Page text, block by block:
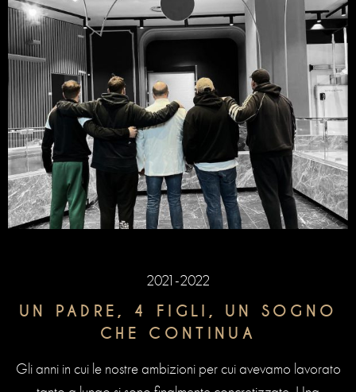
2021-2022
UN PADRE, 4 FIGLI, UN SOGNO
CHE CONTINUA
Gli anni in cui le nostre ambizioni per cui avevamo lavorato